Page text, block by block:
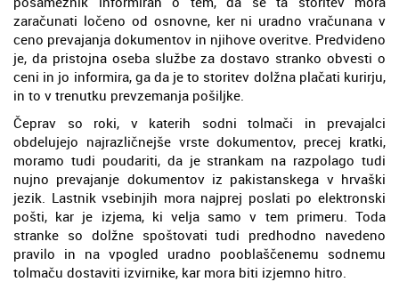
zaračunati ločeno od osnovne, ker ni uradno vračunana v
ceno prevajanja dokumentov in njihove overitve. Predvideno
je, da pristojna oseba službe za dostavo stranko obvesti o
ceni in jo informira, ga da je to storitev dolžna plačati kurirju,
in to v trenutku prevzemanja pošiljke.
Čeprav so roki, v katerih sodni tolmači in prevajalci
obdelujejo najrazličnejše vrste dokumentov, precej kratki,
moramo tudi poudariti, da je strankam na razpolago tudi
nujno prevajanje dokumentov iz pakistanskega v hrvaški
jezik. Lastnik vsebinjih mora najprej poslati po elektronski
pošti, kar je izjema, ki velja samo v tem primeru. Toda
stranke so dolžne spoštovati tudi predhodno navedeno
pravilo in na vpogled uradno pooblaščenemu sodnemu
tolmaču dostaviti izvirnike, kar mora biti izjemno hitro.